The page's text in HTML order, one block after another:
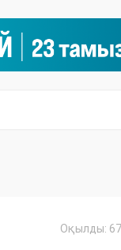
Оқылды: